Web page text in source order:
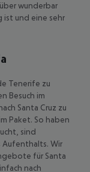
wunderbar
ist und eine sehr
Tenerife zu
Besuch im
Santa Cruz zu
Paket. So haben
sind
Aufenthalts. Wir
für Santa
nach